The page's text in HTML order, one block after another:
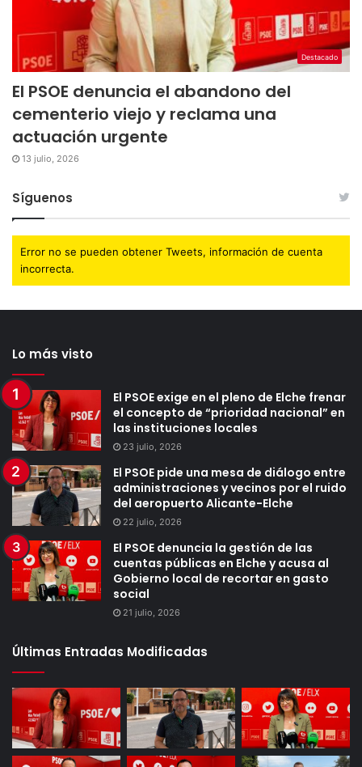
Destacado
El PSOE denuncia el abandono del
cementerio viejo y reclama una
actuación urgente
13 julio, 2026
Síguenos
Error no se pueden obtener Tweets, información de cuenta
incorrecta.
Lo más visto
El PSOE exige en el pleno de Elche frenar
el concepto de “prioridad nacional” en
las instituciones locales
23 julio, 2026
El PSOE pide una mesa de diálogo entre
administraciones y vecinos por el ruido
del aeropuerto Alicante-Elche
22 julio, 2026
El PSOE denuncia la gestión de las
cuentas públicas en Elche y acusa al
Gobierno local de recortar en gasto
social
21 julio, 2026
Últimas Entradas Modificadas